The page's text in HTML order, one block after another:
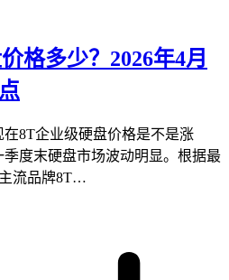
格多少？2026年4月
8T企业级硬盘价格是不是涨
季度末硬盘市场波动明显。根据最
流品牌8T…